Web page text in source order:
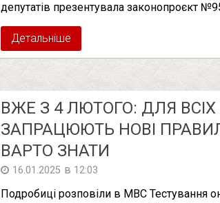
депутатів презентувала законопроєкт
Детальніше
ВЖЕ З 4 ЛЮТОГО: ДЛЯ ВСІХ
ЗАПРАЦЮЮТЬ НОВІ
ВАРТО ЗНАТИ
16.01.2025 в 12:03
Подробиці розповіли в МВС Тестування